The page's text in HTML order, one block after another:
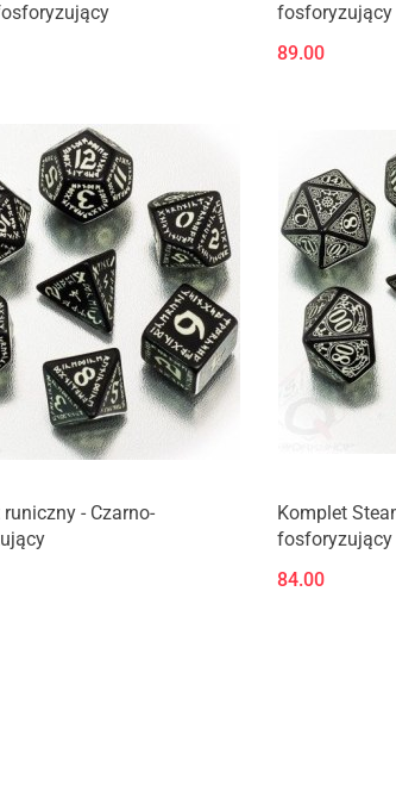
fosforyzujący
89.00
Produkt niedostępny
- Czarno-
Komplet
fosforyzujący
84.00